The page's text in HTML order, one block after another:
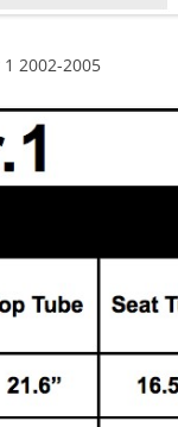
2002-2005